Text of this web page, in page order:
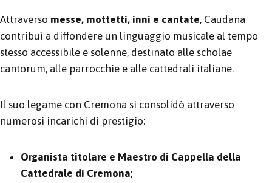
Attraverso messe, mottetti, inni e cantate, Caudana
contribuì a diffondere un linguaggio musicale al tempo
stesso accessibile e solenne, destinato alle scholae
cantorum, alle parrocchie e alle cattedrali italiane.
Il suo legame con Cremona si consolidò attraverso
numerosi incarichi di prestigio:
Organista titolare e Maestro di Cappella della
Cattedrale di Cremona;